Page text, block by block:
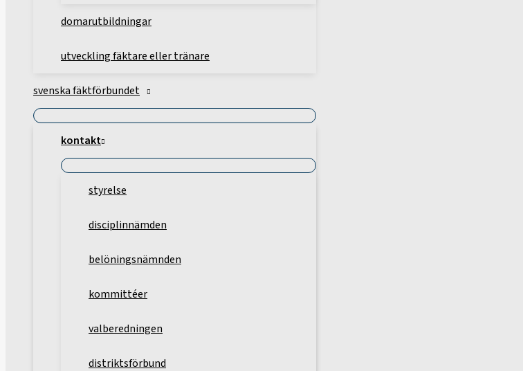
domarutbildningar
utveckling fäktare eller tränare
svenska fäktförbundet
kontakt
styrelse
disciplinnämden
belöningsnämnden
kommittéer
valberedningen
distriktsförbund